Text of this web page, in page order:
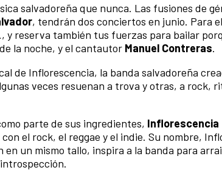
salvadoreña que nunca. Las fusiones de
, tendrán dos conciertos en junio. Para
., y reserva también tus fuerzas para bailar
la noche, y el cantautor Manuel Contreras.
de Inflorescencia, la banda salvadoreña
veces resuenan a trova y otras, a rock,
parte de sus ingredientes, Inflorescencia
el rock, el reggae y el indie. Su nombre,
un mismo tallo, inspira a la banda para